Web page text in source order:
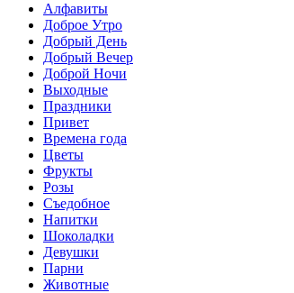
Алфавиты
Доброе Утро
Добрый День
Добрый Вечер
Доброй Ночи
Выходные
Праздники
Привет
Времена года
Цветы
Фрукты
Розы
Съедобное
Напитки
Шоколадки
Девушки
Парни
Животные